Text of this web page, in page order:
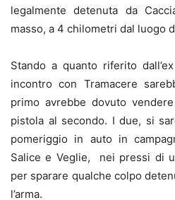
legalmente detenuta da
masso, a 4 chilometri dal luogo
Stando a quanto riferito
incontro con Tramacere
primo avrebbe dovuto
pistola al secondo. I due, si
pomeriggio in auto in
Salice e Veglie, nei pressi di
per sparare qualche colpo
l’arma.